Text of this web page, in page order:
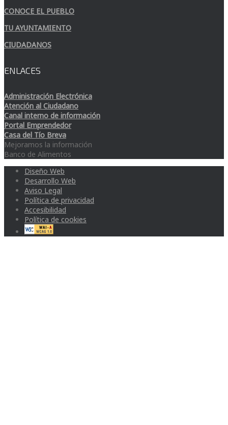
CONOCE EL PUEBLO
TU AYUNTAMIENTO
CIUDADANOS
ENLACES
Administración Electrónica
Atención al Ciudadano
Canal interno de información
Portal Emprendedor
Casa del Tío Breva
Mejoramos la información
Banco de Alimentos
Diseño Web
Desarrollo Web
Aviso Legal
Política de privacidad
Accesibilidad
Política de cookies